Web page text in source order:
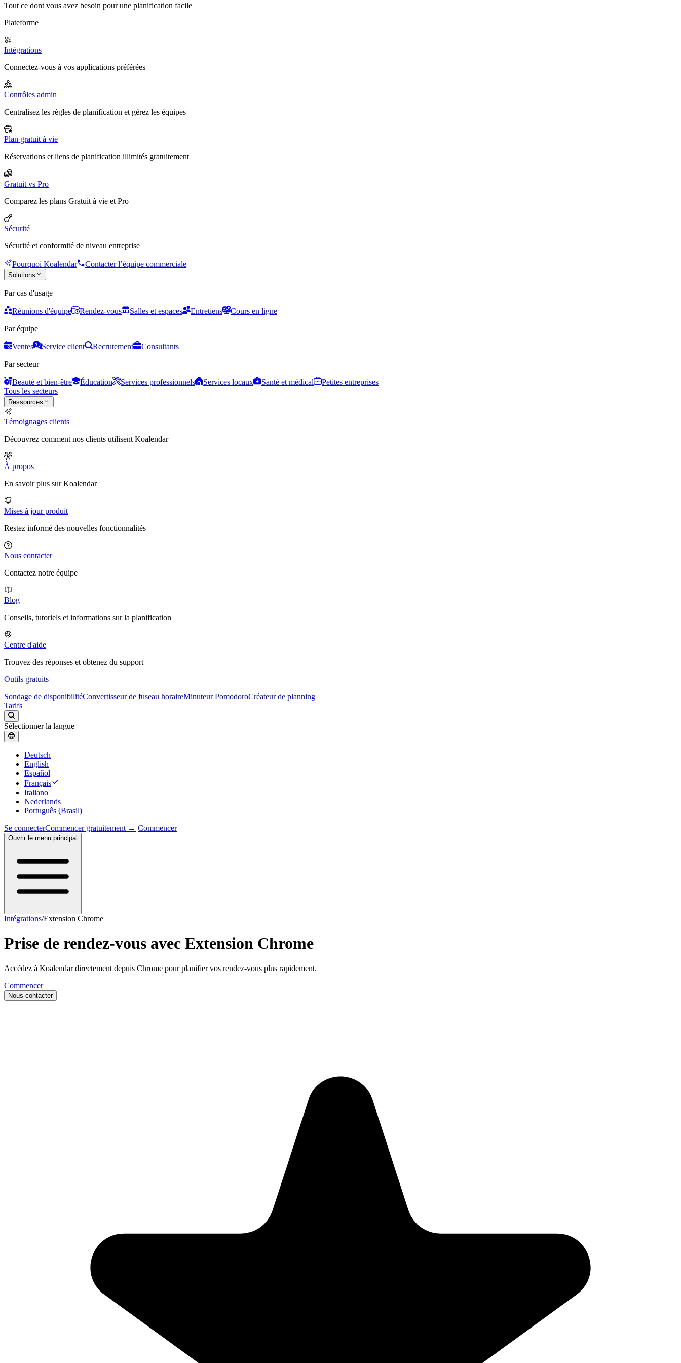
Tout ce dont vous avez besoin pour une planification facile
Plateforme
Intégrations
Connectez-vous à vos applications préférées
Contrôles admin
Centralisez les règles de planification et gérez les équipes
Plan gratuit à vie
Réservations et liens de planification illimités gratuitement
Gratuit vs Pro
Comparez les plans Gratuit à vie et Pro
Sécurité
Sécurité et conformité de niveau entreprise
Pourquoi Koalendar Contacter l’équipe commerciale
Solutions
Par cas d'usage
Réunions d'équipe Rendez-vous Salles et espaces Entretiens
Cours en ligne
Par équipe
Ventes Service client Recrutement
Consultants
Par secteur
Beauté et bien-être Éducation Services professionnels Services locaux Santé et médical
Petites entreprises
Tous les secteurs
Ressources
Témoignages clients
Découvrez comment nos clients utilisent Koalendar
À propos
En savoir plus sur Koalendar
Mises à jour produit
Restez informé des nouvelles fonctionnalités
Nous contacter
Contactez notre équipe
Blog
Conseils, tutoriels et informations sur la planification
Centre d'aide
Trouvez des réponses et obtenez du support
Outils gratuits
Sondage de disponibilitéConvertisseur de fuseau horaireMinuteur PomodoroCréateur de planning
Tarifs
Sélectionner la langue
Deutsch
English
Español
Français
Italiano
Nederlands
Português (Brasil)
Se connecterCommencer gratuitement → Commencer
Ouvrir le menu principal
Intégrations/Extension Chrome
Prise de rendez-vous avec Extension Chrome
Accédez à Koalendar directement depuis Chrome pour planifier vos rendez-vous plus rapidement.
Commencer
Nous contacter